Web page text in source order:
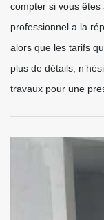
compter si vous
professionnel a la
alors que les tarifs
plus de détails,
travaux pour une